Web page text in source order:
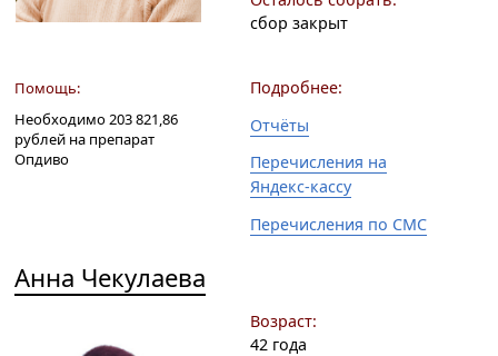
сбор закрыт
Помощь:
Необходимо 203 821,86
рублей на препарат
Опдиво
Подробнее:
Отчёты
Перечисления на
Яндекс-кассу
Перечисления по СМС
Анна Чекулаева
Возраст:
42 года